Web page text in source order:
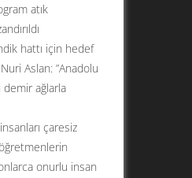
atık
hattı için hedef
Aslan: ”Anadolu
demir ağlarla
çaresiz
onurlu insan